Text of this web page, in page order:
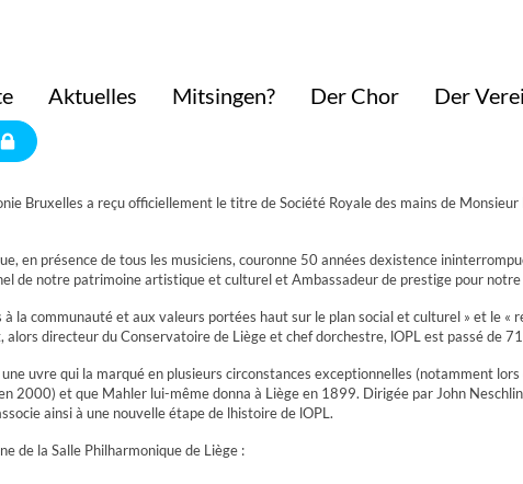
Aktuelles Mitsingen? Der Chor Der
Bruxelles a reçu officiellement le titre de Société Royale des mains de
en présence de tous les musiciens, couronne 50 années dexistence
de notre patrimoine artistique et culturel et Ambassadeur de prestige pour notre
la communauté et aux valeurs portées haut sur le plan social et culturel » et le «
directeur du Conservatoire de Liège et chef dorchestre, lOPL est passé de
uvre qui la marqué en plusieurs circonstances exceptionnelles (notamment
2000) et que Mahler lui-même donna à Liège en 1899. Dirigée par John
ainsi à une nouvelle étape de lhistoire de lOPL.
de la Salle Philharmonique de Liège :